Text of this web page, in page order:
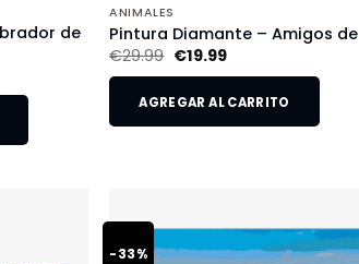
de
ANIMALES
Pintura Diamante – Amigos de
€29.99 €19.99
AGREGAR AL CARRITO
-33%